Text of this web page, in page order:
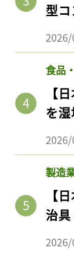
型
食品
【
を
製造
【
治